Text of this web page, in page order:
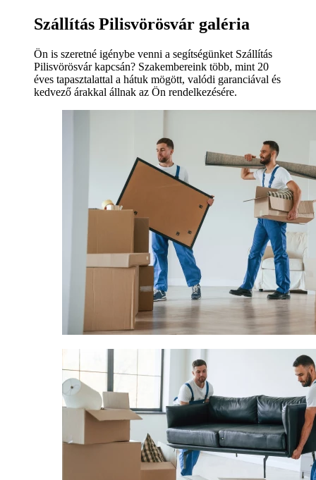
Szállítás Pilisvörösvár galéria
Ön is szeretné igénybe venni a segítségünket Szállítás
Pilisvörösvár kapcsán? Szakembereink több, mint 20
éves tapasztalattal a hátuk mögött, valódi garanciával és
kedvező árakkal állnak az Ön rendelkezésére.